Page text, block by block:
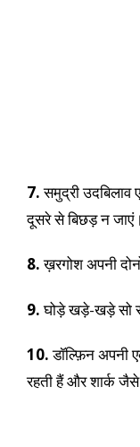
7.समुद्री
दूसरे से बिछड़ न जाएं।
8.ख़रगोश अपनी
9.घोड़े खड़े-खड़े सो
10.डॉल्फ़िन अपनी
रहती हैं और शार्क जैसे